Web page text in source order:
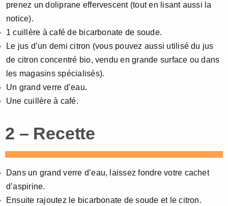
prenez un doliprane effervescent (tout en lisant aussi la
notice).
1 cuillère à café de bicarbonate de soude.
Le jus d’un demi citron (vous pouvez aussi utilisé du jus
de citron concentré bio, vendu en grande surface ou dans
les magasins spécialisés).
Un grand verre d’eau.
Une cuillère à café.
2 – Recette
Dans un grand verre d’eau, laissez fondre votre cachet
d’aspirine.
Ensuite rajoutez le bicarbonate de soude et le citron.